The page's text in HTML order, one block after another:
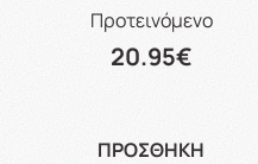
Προτεινόμενο
20.95€
ΠΡΟΣΘΗΚΗ